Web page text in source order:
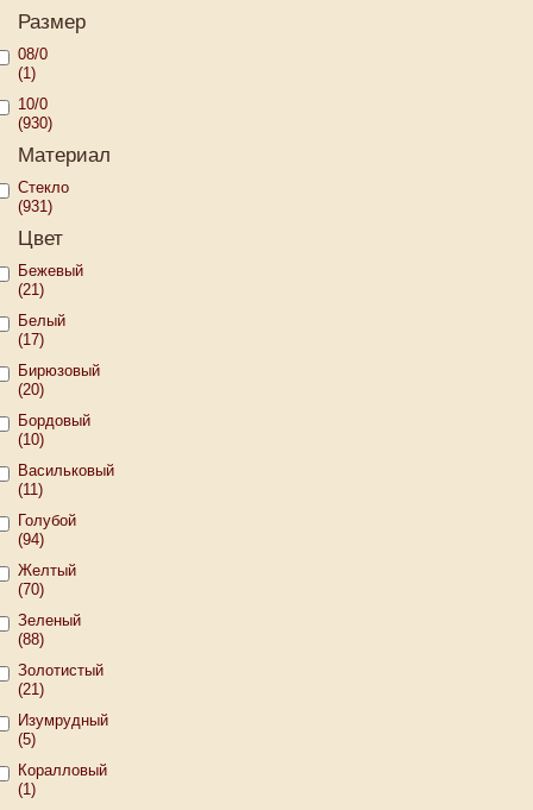
Размер
08/0
(1)
10/0
(930)
Материал
Стекло
(931)
Цвет
Бежевый
(21)
Белый
(17)
Бирюзовый
(20)
Бордовый
(10)
Васильковый
(11)
Голубой
(94)
Желтый
(70)
Зеленый
(88)
Золотистый
(21)
Изумрудный
(5)
Коралловый
(1)